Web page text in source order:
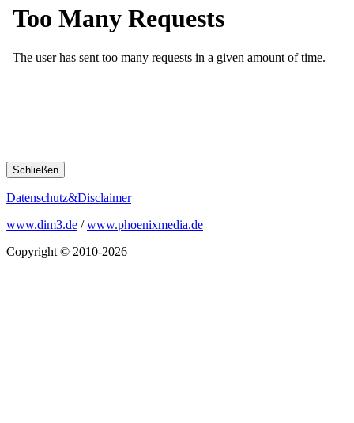
Schließen
Datenschutz&Disclaimer
www.dim3.de /www.phoenixmedia.de
Copyright © 2010-2026